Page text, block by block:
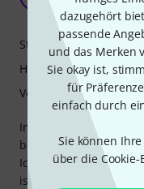
dazugehört
passende
und das Merken
Sie okay ist,
für
einfach durch
Sie können
über die
Stubsi (…das
Im April 25 habe ich
bekommen.
Ich habe über ein
ist.
Stabilität
Handling
Verarbeitung